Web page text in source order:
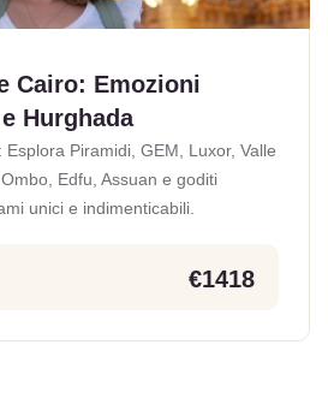
Cairo: Emozioni
Hurghada
Piramidi, GEM, Luxor, Valle
Edfu, Assuan e goditi
unici e indimenticabili.
€1418